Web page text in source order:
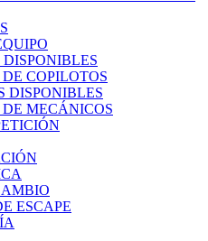
COPILOTOS
DISPONIBLES
MECÁNICOS
ESCAPE